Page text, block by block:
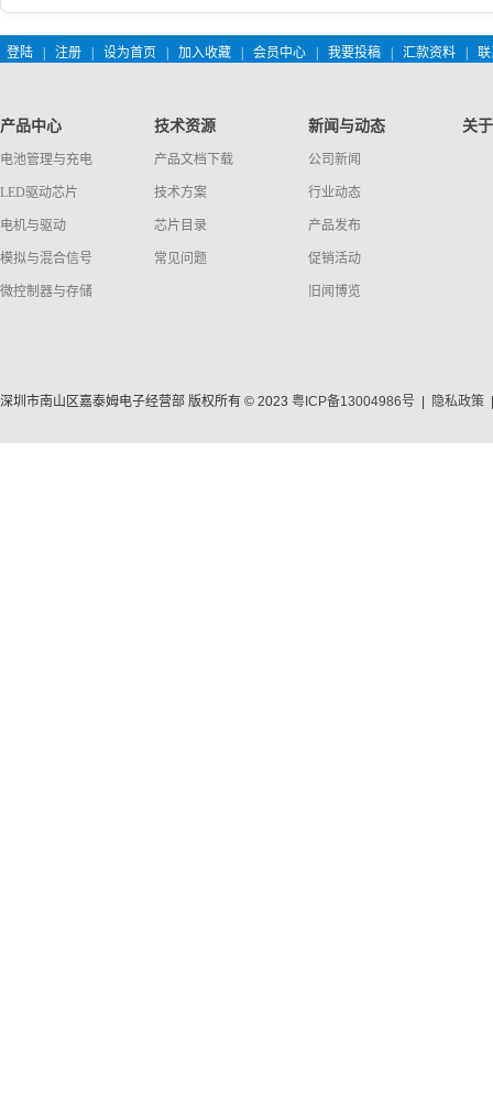
登陆 注册 设为首页 加入收藏 会员中心 我要投稿 汇款资料
产品中心
电池管理与充电
LED驱动芯片
电机与驱动
模拟与混合信号
微控制器与存储
技术资源
产品文档下载
技术方案
芯片目录
常见问题
新闻与动态
公司新闻
行业动态
产品发布
促销活动
旧闻博览
关
深圳市南山区嘉泰姆电子经营部 版权所有 © 2023 粤ICP备13004986号 隐私政策